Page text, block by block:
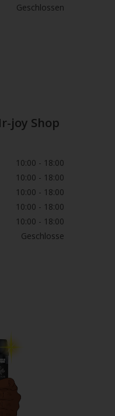
Geschlossen
joy Shop
10:00 - 18:00
10:00 - 18:00
10:00 - 18:00
10:00 - 18:00
10:00 - 18:00
Geschlosse